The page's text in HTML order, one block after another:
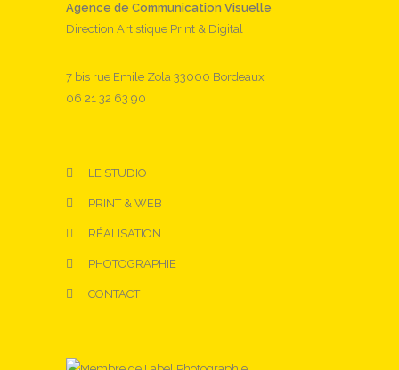
Agence de Communication Visuelle
Direction Artistique Print & Digital
7 bis rue Emile Zola 33000 Bordeaux
06 21 32 63 90
LE STUDIO
PRINT & WEB
RÉALISATION
PHOTOGRAPHIE
CONTACT